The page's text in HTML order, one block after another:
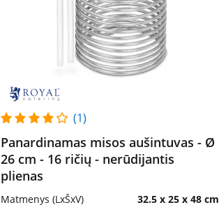
(1)
Panardinamas misos aušintuvas - Ø
26 cm - 16 ričių - nerūdijantis
plienas
Matmenys (LxŠxV) 32.5 x 25 x 48 cm